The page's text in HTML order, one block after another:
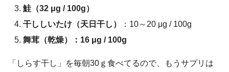
鮭（32 μg / 100g）
干ししいたけ（天日干し）
：10～20 μg / 100g
舞茸（乾燥）：16 μg / 100g
「しらす干し」を毎朝30ｇ食べてるので、もうサプリは